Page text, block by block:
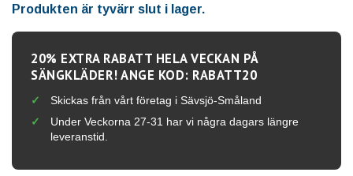
Produkten är tyvärr slut i lager.
20% EXTRA RABATT HELA VECKAN PÅ
SÄNGKLÄDER! ANGE KOD: RABATT20
Skickas från vårt företag i Sävsjö-Småland
Under Veckorna 27-31 har vi några dagars längre
leveranstid.